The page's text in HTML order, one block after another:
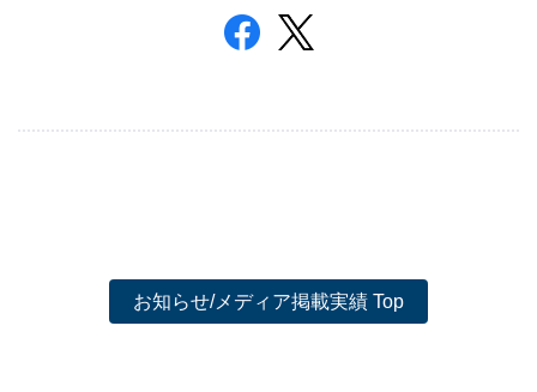
お知らせ/メディア掲載実績 Top